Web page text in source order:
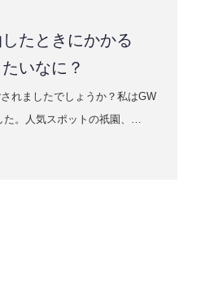
たときにかかる
いなに？
れましたでしょうか？私はGW
た。人気スポットの祇園、…